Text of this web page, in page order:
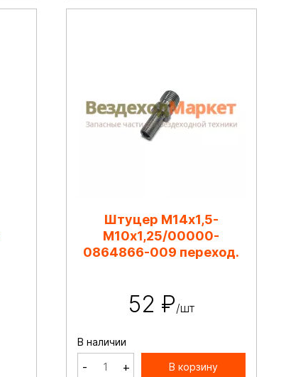
Штуцер М14х1,5-
М10х1,25/00000-
0864866-009 переход.
52 ₽/шт
В наличии
- + В корзину